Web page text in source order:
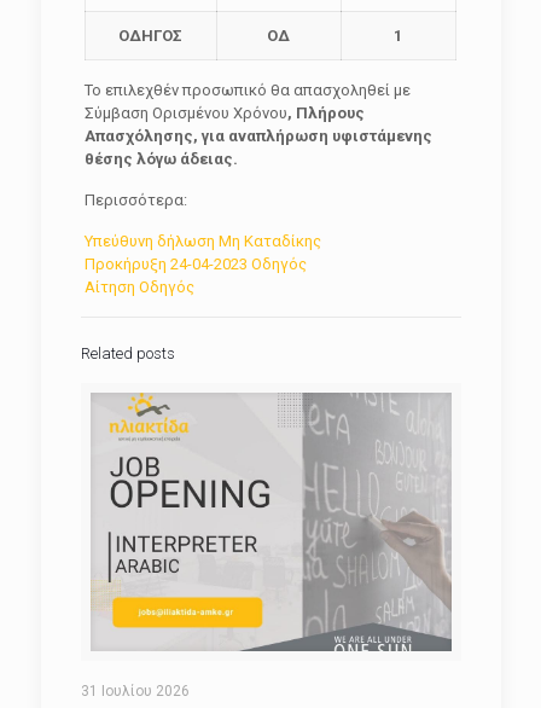
ΟΔΗΓΟΣ ΟΔ 1
Το επιλεχθέν προσωπικό θα απασχοληθεί με
Σύμβαση Ορισμένου Χρόνου, Πλήρους
Απασχόλησης, για αναπλήρωση υφιστάμενης
θέσης λόγω άδειας.
Περισσότερα:
Υπεύθυνη δήλωση Μη Καταδίκης
Προκήρυξη 24-04-2023 Οδηγός
Αίτηση Οδηγός
Related posts
31 Ιουλίου 2026